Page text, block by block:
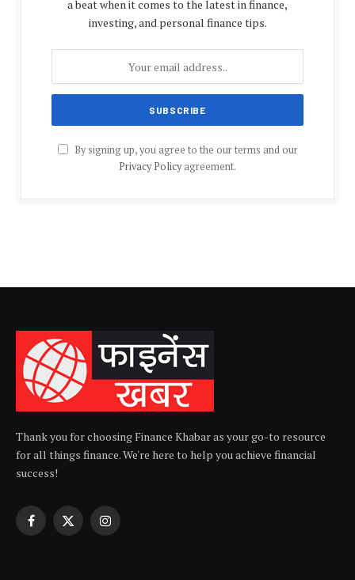
a beat when it comes to the latest in finance,
investing, and personal finance tips.
By signing up, you agree to the our terms and our
Privacy Policyagreement.
Thank you for choosing Finance Khabar as your go-to resource
for all things finance. We're here to help you achieve financial
success!
Facebook
X
Instagram